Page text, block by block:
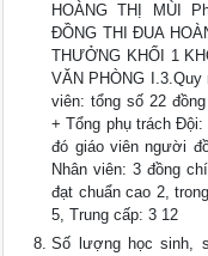
HOÀNG THỊ MÙI
ĐỒNG THI ĐUA
THƯỞNG KHỐI 1
VĂN PHÒNG
viên: tổng số 22
+ Tổng phụ trách
đó giáo viên người
Nhân viên: 3 đồng
đạt chuẩn cao 2,
5, Trung cấp: 3 12
Số lượng học sinh,